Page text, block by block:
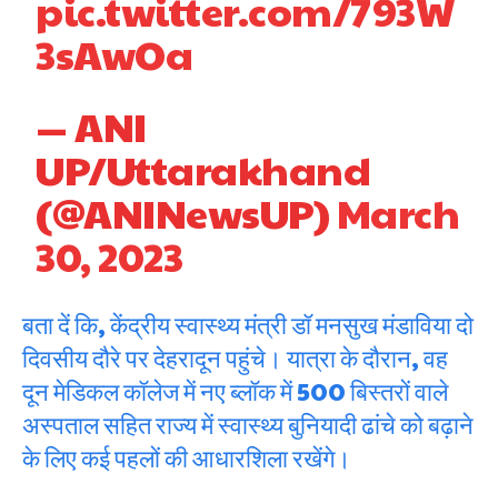
3sAwOa
— ANI
UP/Uttarakhand
(@ANINewsUP)March
30, 2023
बता दें कि, केंद्रीय स्वास्थ्य मंत्री डॉ मनसुख मंडाविया दो
दिवसीय दौरे पर देहरादून पहुंचे। यात्रा के दौरान, वह
दून मेडिकल कॉलेज में नए ब्लॉक में 500 बिस्तरों वाले
अस्पताल सहित राज्य में स्वास्थ्य बुनियादी ढांचे को बढ़ाने
के लिए कई पहलों की आधारशिला रखेंगे।